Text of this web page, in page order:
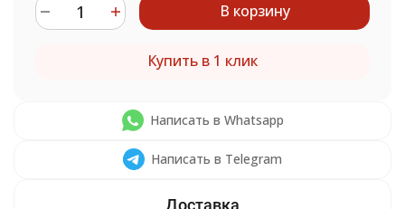
В корзину
Купить в 1 клик
Написать в Whatsapp
Написать в Telegram